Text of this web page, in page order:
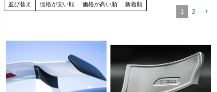
並び替え 価格が安い順 価格が高い順 新着順
1 2